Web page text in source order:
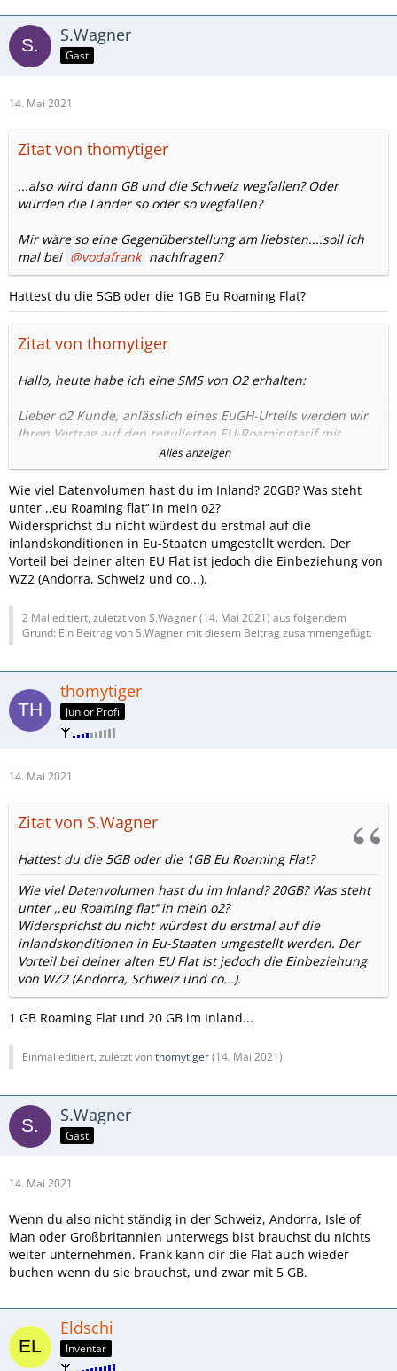
S.Wagner
Gast
14. Mai 2021
Zitat von thomytiger
...also wird dann GB und die Schweiz wegfallen? Oder
würden die Länder so oder so wegfallen?
Mir wäre so eine Gegenüberstellung am liebsten....soll ich
mal bei
vodafrank nachfragen?
Hattest du die 5GB oder die 1GB Eu Roaming Flat?
Zitat von thomytiger
Hallo, heute habe ich eine SMS von O2 erhalten:
Lieber o2 Kunde, anlässlich eines EuGH-Urteils werden wir
Ihren Vertrag auf den regulierten EU-Roamingtarif mit
gleichen Konditionen wie im Inland umstellen. Weitere Infos
unterhttps://o2online.de/goto/eugh-roaming1
. Für
Roaming innerhalb der EU könnte der regulierte EU-
Roamingtarif günstiger als Ihr aktueller Roamingtarif sein.
Diesen Vorteil würden Sie verlieren, wenn Sie der
Umstellung widersprechen. Für Roaming außerhalb der EU
können allerdings höhere Kosten als in Ihrem aktuellen Tarif
entstehen. Um zu widersprechen und damit im aktuellen
kostenlos mit NEIN auf diese SMS. Ihr o2 Team
In meinem Account sehe ich, so wie von O2 beschrieben,
den Vergleich nicht.
Kennt sich jemand von Euch aus? Womit fahre ich besser?
Mein momentaner Tarif ist: O2 Blue All-in L Flex (2015)
Alles anzeigen
Wie viel Datenvolumen hast du im Inland? 20GB? Was steht
unter ,,eu Roaming flat‘‘ in mein o2?
Widersprichst du nicht würdest du erstmal auf die
inlandskonditionen in Eu-Staaten umgestellt werden. Der
Vorteil bei deiner alten EU Flat ist jedoch die Einbeziehung von
WZ2 (Andorra, Schweiz und co...).
2 Mal editiert, zuletzt von S.Wagner (14. Mai 2021) aus folgendem
Grund: Ein Beitrag von S.Wagner mit diesem Beitrag zusammengefügt.
thomytiger
Junior Profi
14. Mai 2021
Zitat von S.Wagner
Hattest du die 5GB oder die 1GB Eu Roaming Flat?
Wie viel Datenvolumen hast du im Inland? 20GB? Was steht
unter ,,eu Roaming flat‘‘ in mein o2?
Widersprichst du nicht würdest du erstmal auf die
inlandskonditionen in Eu-Staaten umgestellt werden. Der
Vorteil bei deiner alten EU Flat ist jedoch die Einbeziehung
von WZ2 (Andorra, Schweiz und co...).
1 GB Roaming Flat und 20 GB im Inland...
Einmal editiert, zuletzt vonthomytiger(14. Mai 2021)
S.Wagner
Gast
14. Mai 2021
Wenn du also nicht ständig in der Schweiz, Andorra, Isle of
Man oder Großbritannien unterwegs bist brauchst du nichts
weiter unternehmen. Frank kann dir die Flat auch wieder
buchen wenn du sie brauchst, und zwar mit 5 GB.
Eldschi
Inventar